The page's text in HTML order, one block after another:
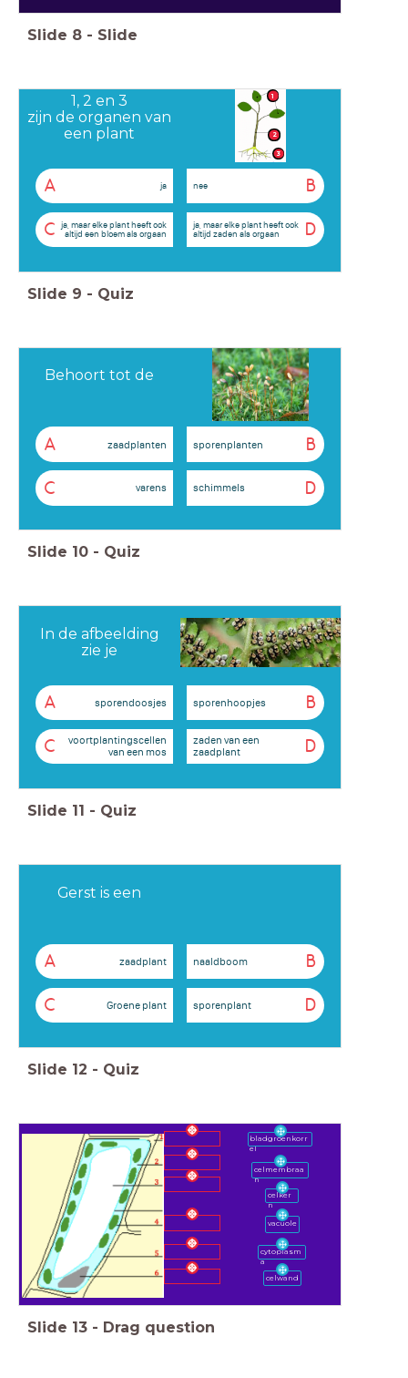
Slide 8 - Slide
1, 2 en 3
zijn de organen van
een plant
1
2
3
A ja B
nee
C ja, maar elke plant heeft ook
altijd een bloem als orgaan
D
ja, maar elke plant heeft ook
altijd zaden als orgaan
Slide 9 - Quiz
Behoort tot de
A zaadplanten B
sporenplanten
C varens D
schimmels
Slide 10 - Quiz
In de afbeelding
zie je
A sporendoosjes B
sporenhoopjes
C
voortplantingscellen
van een mos
D
zaden van een
zaadplant
Slide 11 - Quiz
Gerst is een
A zaadplant B
naaldboom
C Groene plant D
sporenplant
Slide 12 - Quiz
bladgroenkorr
el
celmembraa
n
celker
n
vacuole
cytoplasm
a
celwand
Slide 13 - Drag question